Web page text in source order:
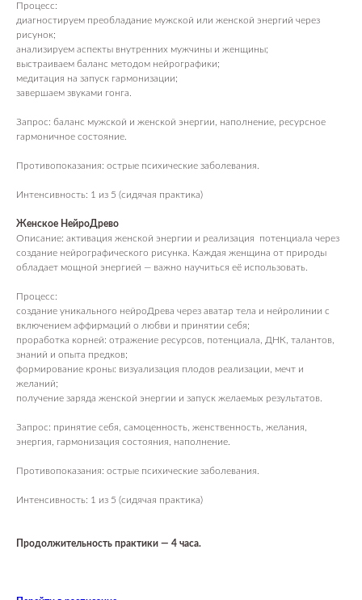
Процесс:
диагностируем преобладание мужской или женской энергий через
рисунок;
анализируем аспекты внутренних мужчины и женщины;
выстраиваем баланс методом нейрографики;
медитация на запуск гармонизации;
завершаем звуками гонга.
Запрос: баланс мужской и женской энергии, наполнение, ресурсное
гармоничное состояние.
Противопоказания: острые психические заболевания.
Интенсивность: 1 из 5 (сидячая практика)
Женское НейроДрево
Описание: активация женской энергии и реализация потенциала через
создание нейрографического рисунка. Каждая женщина от природы
обладает мощной энергией — важно научиться её использовать.
Процесс:
создание уникального нейроДрева через аватар тела и нейролинии с
включением аффирмаций о любви и принятии себя;
проработка корней: отражение ресурсов, потенциала, ДНК, талантов,
знаний и опыта предков;
формирование кроны: визуализация плодов реализации, мечт и
желаний;
получение заряда женской энергии и запуск желаемых результатов.
Запрос: принятие себя, самоценность, женственность, желания,
энергия, гармонизация состояния, наполнение.
Противопоказания: острые психические заболевания.
Интенсивность: 1 из 5 (сидячая практика)
Продолжительность практики — 4 часа.
ответственностью
ИНН: 7703441890
Юридический адрес: 123100,
2-я Черногрязская, д. 6, к. 1, ЖК